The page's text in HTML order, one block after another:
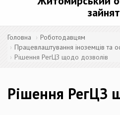
Головна
Роботодавцям
Працевлаштування іноземців та
Рішення РегЦЗ щодо дозволів
Рішення РегЦЗ